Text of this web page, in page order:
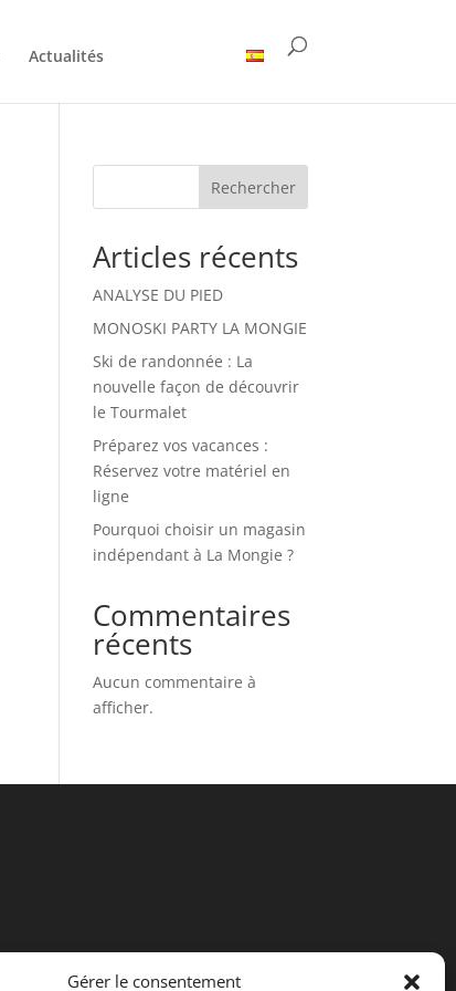
Gérer le consentement
Actualités
Rechercher
Articles récents
ANALYSE DU PIED
MONOSKI PARTY LA MONGIE
Ski de randonnée : La
nouvelle façon de découvrir
le Tourmalet
Préparez vos vacances :
Réservez votre matériel en
ligne
Pourquoi choisir un magasin
indépendant à La Mongie ?
Commentaires
récents
Aucun commentaire à
afficher.